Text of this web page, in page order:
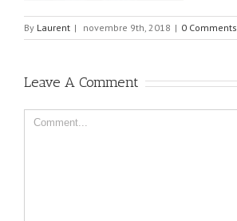
By Laurent | novembre 9th, 2018 | 0 Comments
Leave A Comment
Comment